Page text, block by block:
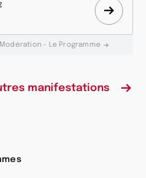
plus
Modération - Le Programme
manifestations